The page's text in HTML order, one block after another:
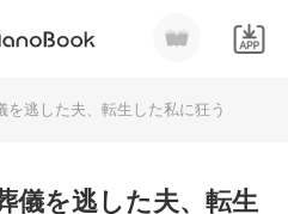
を逃した夫、転生した私に狂う
儀を逃した夫、転生